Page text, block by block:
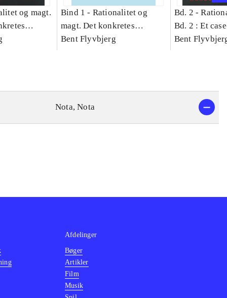
og magt.
Bind 1 - Rationalitet og
magt. Det konkretes
videnskab. Bind 1
Bent Flyvbjerg
Bd. 2 -
Bd. 2 : Et
studie af
Bent
Nota, Nota
Afdelinger
Bøger
Artikler
Film
Musik